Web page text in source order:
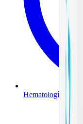
Hematología